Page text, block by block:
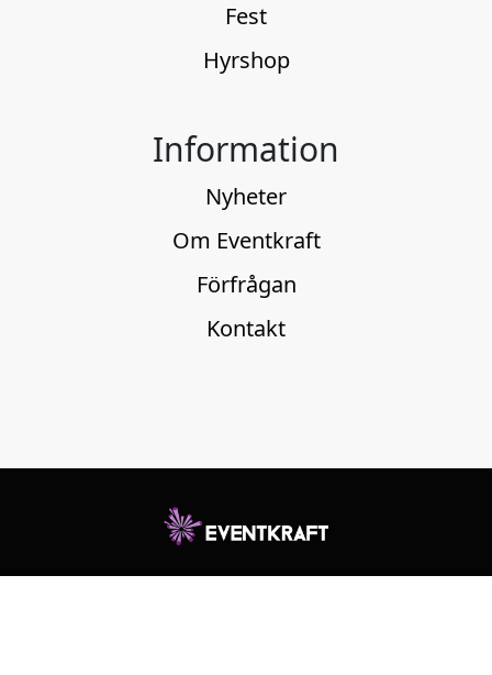
Fest
Hyrshop
Information
Nyheter
Om Eventkraft
Förfrågan
Kontakt